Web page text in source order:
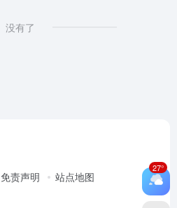
没有了
免责声明 站点地图
27°